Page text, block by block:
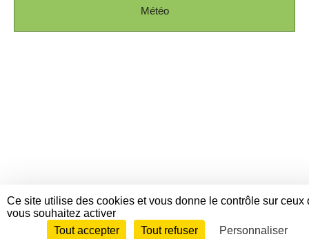
Météo
Ce site utilise des cookies et vous donne le contrôle sur ceux
vous souhaitez activer
Tout accepter
Tout refuser Personnaliser